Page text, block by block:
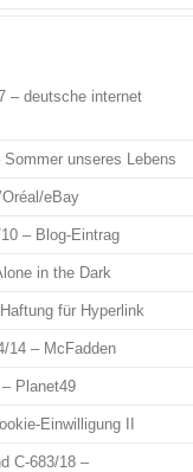
– deutsche internet
unseres Lebens
eBay
– Blog-Eintrag
in the Dark
für Hyperlink
14 – McFadden
Planet49
Einwilligung II
C-683/18 –